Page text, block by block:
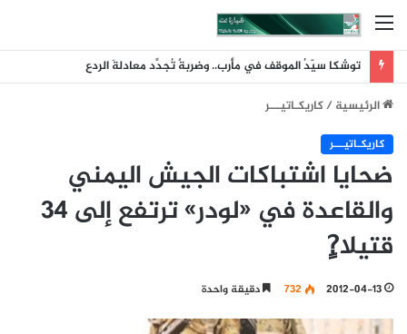
القائمة
توشكا سيّدُ الموقف في مأرب.. وضربةٌ تُجدِّد معادلةَ الردع
الرئيسية/كاريكـاتيـــر
كاريكـاتيـــر
ضحايا اشتباكات الجيش اليمني
والقاعدة في «لودر» ترتفع إلى 34
قتيلا?ٍ
2012-04-13
732 دقيقة واحدة